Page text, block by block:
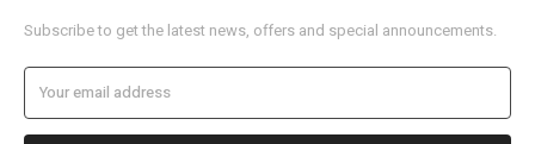
Subscribe to get the latest news, offers and special announcements.